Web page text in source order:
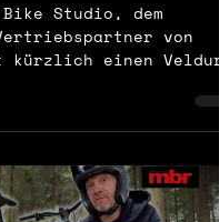
Studio, dem
von
kürzlich einen
Ergebnis ist eines
Beispiele
Rahmen beginnt und
nach den eigenen